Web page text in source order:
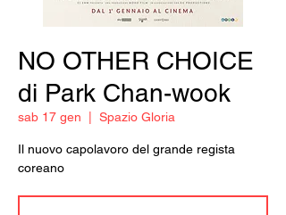
NO OTHER CHOICE
di Park Chan-wook
sab 17 gen Spazio Gloria
Il nuovo capolavoro del grande regista
coreano